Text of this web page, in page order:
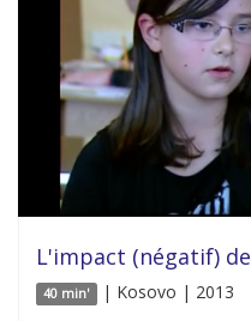
L'impact (négatif)
40 min' | Kosovo | 2013